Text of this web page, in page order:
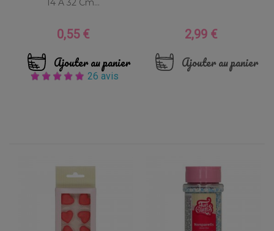
14 À 32 Cm...
Prix
0,55 €
Ajouter au panier
26 avis
Prix
2,99 €
Ajouter au panier